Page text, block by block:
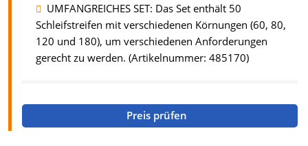
UMFANGREICHES SET: Das Set enthält 50
Schleifstreifen mit verschiedenen Körnungen (60, 80,
120 und 180), um verschiedenen Anforderungen
gerecht zu werden. (Artikelnummer: 485170)
Preis prüfen